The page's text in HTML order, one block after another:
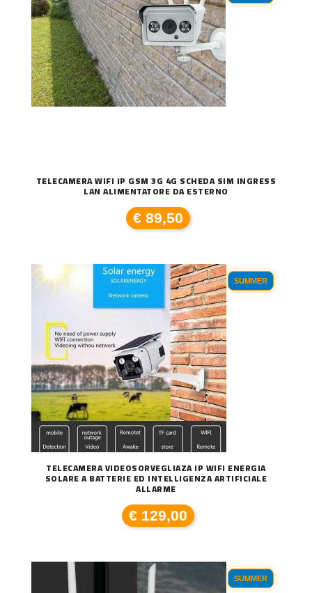
TELECAMERA WIFI IP GSM 3G 4G SCHEDA SIM INGRESS
LAN ALIMENTATORE DA ESTERNO
€ 89,50
SUMMER
TELECAMERA VIDEOSORVEGLIAZA IP WIFI ENERGIA
SOLARE A BATTERIE ED INTELLIGENZA ARTIFICIALE
ALLARME
€ 129,00
SUMMER